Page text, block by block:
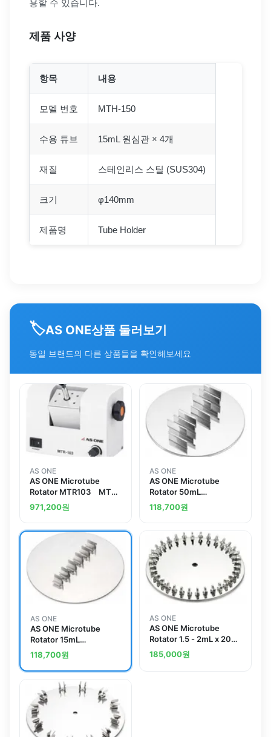
용할 수 있습니다.
제품 사양
항목 내용
모델 번호 MTH-150
수용 튜브 15mL 원심관 × 4개
재질 스테인리스 스틸 (SUS304)
크기 φ140mm
제품명 Tube Holder
🏷️AS ONE상품 둘러보기
동일 브랜드의 다른 상품들을 확인해보세요
AS ONE
AS ONE Microtube
Rotator MTR103 MTR-
103
971,200원
AS ONE
AS ONE Microtube
Rotator 50mL
Centrifuge Tube x 2
Pcs MTH-500
118,700원
AS ONE
AS ONE Microtube
Rotator 15mL
Centrifuge Tube x 4
Pcs MTH-150
118,700원
AS ONE
AS ONE Microtube
Rotator 1.5 - 2mL x 20
Pcs MTH-020
185,000원